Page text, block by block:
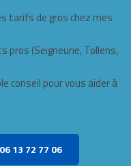
tarifs de gros chez mes
pros (Seigneurie, Tollens,
conseil pour vous aider à
13 72 77 06